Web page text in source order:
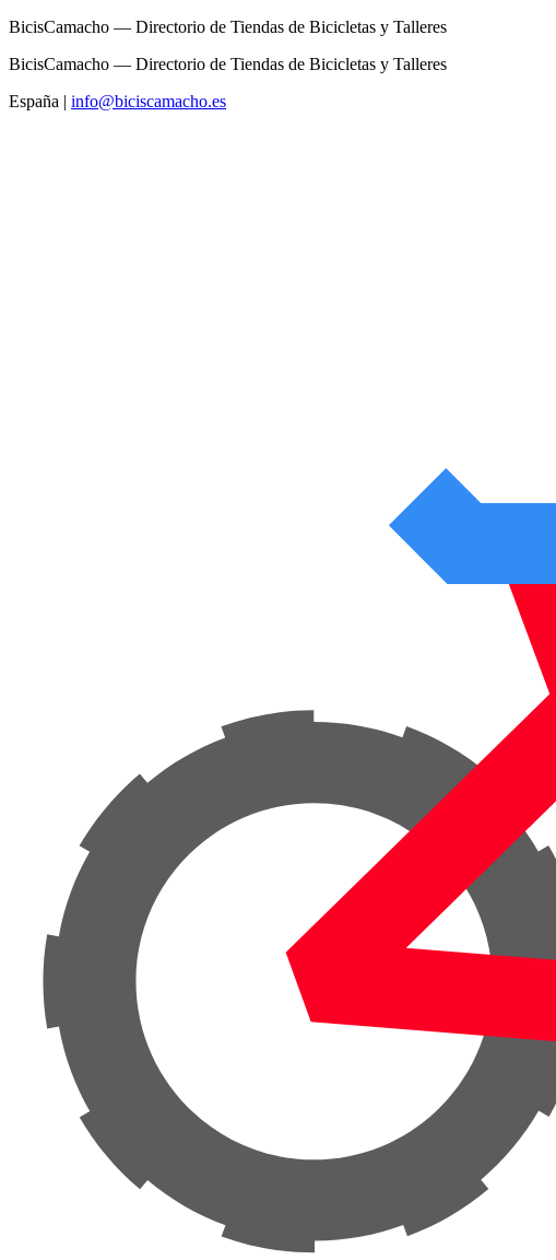
BicisCamacho — Directorio de Tiendas de Bicicletas y Talleres
BicisCamacho — Directorio de Tiendas de Bicicletas y Talleres
España | info@biciscamacho.es